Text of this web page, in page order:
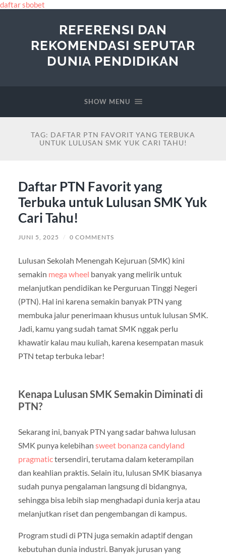
daftar sbobet
REFERENSI DAN
REKOMENDASI SEPUTAR
DUNIA PENDIDIKAN
SHOW MENU
TAG: DAFTAR PTN FAVORIT YANG TERBUKA
UNTUK LULUSAN SMK YUK CARI TAHU!
Daftar PTN Favorit yang
Terbuka untuk Lulusan SMK Yuk
Cari Tahu!
JUNI 5, 2025 / 0 COMMENTS
Lulusan Sekolah Menengah Kejuruan (SMK) kini
semakin mega wheel banyak yang melirik untuk
melanjutkan pendidikan ke Perguruan Tinggi Negeri
(PTN). Hal ini karena semakin banyak PTN yang
membuka jalur penerimaan khusus untuk lulusan SMK.
Jadi, kamu yang sudah tamat SMK nggak perlu
khawatir kalau mau kuliah, karena kesempatan masuk
PTN tetap terbuka lebar!
Kenapa Lulusan SMK Semakin Diminati di
PTN?
Sekarang ini, banyak PTN yang sadar bahwa lulusan
SMK punya kelebihan sweet bonanza candyland
pragmatictersendiri, terutama dalam keterampilan
dan keahlian praktis. Selain itu, lulusan SMK biasanya
sudah punya pengalaman langsung di bidangnya,
sehingga bisa lebih siap menghadapi dunia kerja atau
melanjutkan riset dan pengembangan di kampus.
Program studi di PTN juga semakin adaptif dengan
kebutuhan dunia industri. Banyak jurusan yang